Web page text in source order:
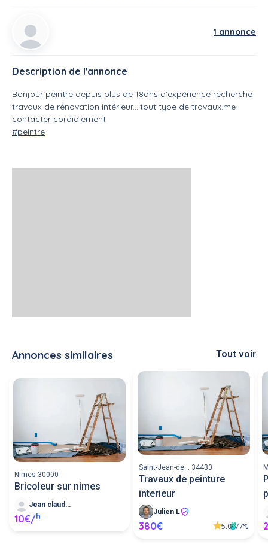
1 annonce
Description de l'annonce
Bonjour peintre depuis plus de 18ans d'expérience recherche
travaux de rénovation intérieur....tout type de travaux.me
contacter cordialement
#peintre
Annonces similaires Tout voir
Nimes 30000
Bricoleur sur nimes
Jean claude T
10€/h
Saint-Jean-de... 34430
Travaux de peinture
interieur
Julien L
380€ 5.0 77%